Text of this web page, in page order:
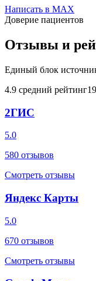
Написать в MAX
Доверие пациентов
Отзывы и
Единый блок
4.9 средний рейтинг
2ГИС
5.0
580 отзывов
Смотреть отзывы
Яндекс Карты
5.0
670 отзывов
Смотреть отзывы